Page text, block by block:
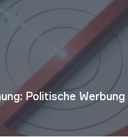
Politische